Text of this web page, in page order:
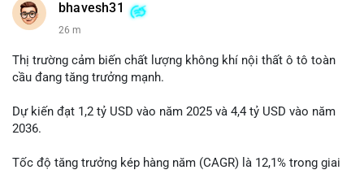
bhavesh31
26 m
Thị trường cảm biến chất lượng không khí nội thất ô tô toàn
cầu đang tăng trưởng mạnh.
Dự kiến đạt 1,2 tỷ USD vào năm 2025 và 4,4 tỷ USD vào năm
2036.
Tốc độ tăng trưởng kép hàng năm (CAGR) là 12,1% trong giai